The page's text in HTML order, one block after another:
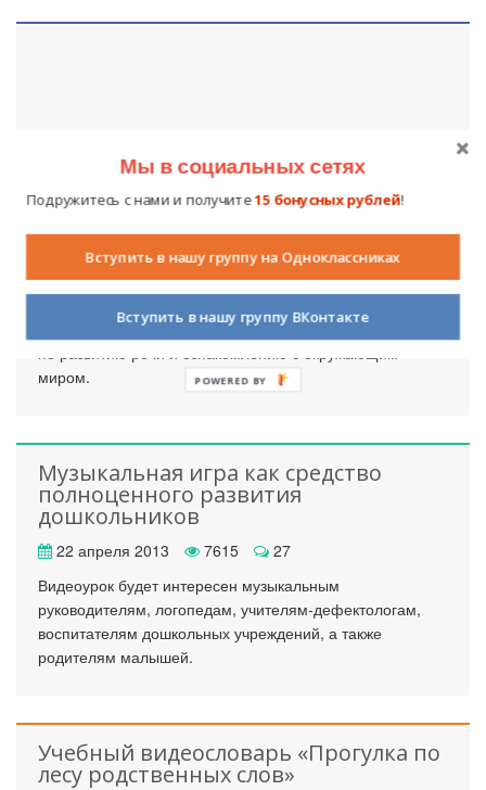
Видеоролик «Свинка»
22 апреля 2013 3199
представленные материалы в НОД, на играх-занятиях
по развитию речи и ознакомлению с окружающим
миром.
Музыкальная игра как средство
полноценного развития
дошкольников
22 апреля 2013 7615
27
Видеоурок будет интересен музыкальным
руководителям, логопедам, учителям-дефектологам,
воспитателям дошкольных учреждений, а также
родителям малышей.
Учебный видеословарь «Прогулка по
лесу родственных слов»
Мы в социальных сетях
Подружитесь с нами и получите15 бонусных рублей!
Вступить в нашу группу на Одноклассниках
Вступить в нашу группу ВКонтакте
POWERED BY